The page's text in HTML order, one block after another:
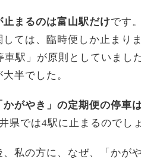
まるのは富山駅だけです
ては、臨時便しか止まり
車駅」が原則としていまし
半でした。
がやき」の定期便の停車
県では4駅に止まるのでし
私の方に、なぜ、「かが